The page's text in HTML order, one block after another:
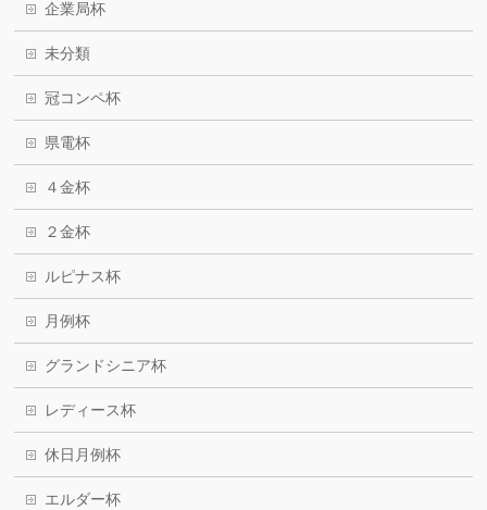
企業局杯
未分類
冠コンペ杯
県電杯
４金杯
２金杯
ルピナス杯
月例杯
グランドシニア杯
レディース杯
休日月例杯
エルダー杯